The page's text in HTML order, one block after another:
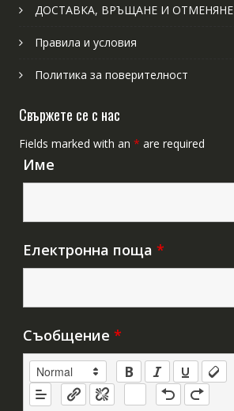
ДОСТАВКА, ВРЪЩАНЕ И ОТМЕНЯНЕ
Правила и условия
Политика за поверителност
Свържете се с нас
Fields marked with an * are required
Име
Електронна поща *
Съобщение *